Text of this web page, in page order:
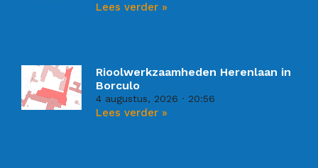
Lees verder »
Rioolwerkzaamheden Herenlaan in
Borculo
4 augustus, 2026 20:56
Lees verder »